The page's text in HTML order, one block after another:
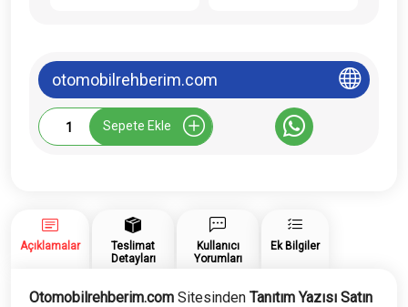
otomobilrehberim.com
Otomobilrehberim.com
Tanıtım
Sepete Ekle
Açıklamalar
Teslimat
Detayları
Kullanıcı
Yorumları
Ek Bilgiler
Otomobilrehberim.com Sitesinden Tanıtım Yazısı Satın